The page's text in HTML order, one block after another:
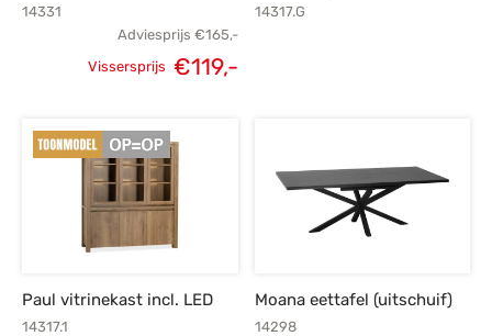
14331
Adviesprijs €165,-
prijs was:
Vissersprijs €119,-
€119,-.
14317.G
Paul vitrinekast incl. LED
14317.1
Moana eettafel (uitschuif)
14298